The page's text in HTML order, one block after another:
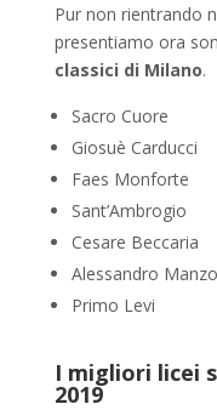
Pur non rientrando
presentiamo ora
classici di Milano.
Sacro Cuore
Giosuè Carducci
Faes Monforte
Sant’Ambrogio
Cesare Beccaria
Alessandro
Primo Levi
I migliori licei
2019